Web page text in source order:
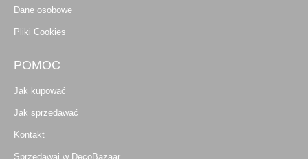
Dane osobowe
Pliki Cookies
POMOC
Jak kupować
Jak sprzedawać
Kontakt
Sprzedawaj w DecoBazaar